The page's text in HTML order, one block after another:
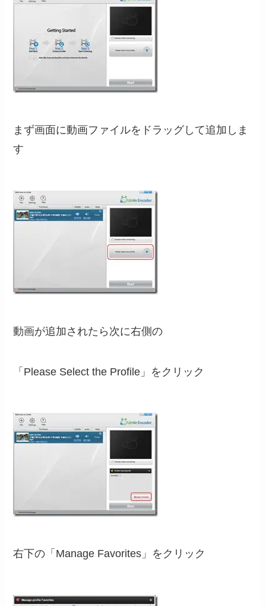
まず画面に動画ファイルをドラッグして追加しま
す
動画が追加されたら次に右側の
「Please Select the Profile」をクリック
右下の「Manage Favorites」をクリック